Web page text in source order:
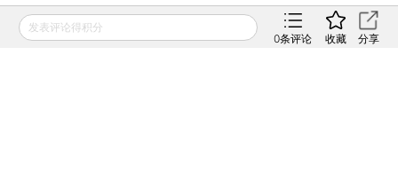
财新移动
发表评论得积分
0条评论 收藏 分享